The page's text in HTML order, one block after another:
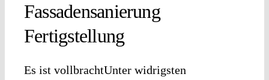
Fassadensanierung
Fertigstellung
Es ist vollbrachtUnter widrigsten